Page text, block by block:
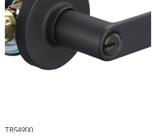
TBS4900